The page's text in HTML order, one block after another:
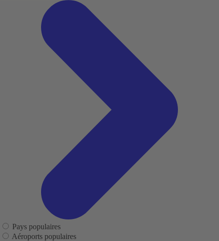
Pays populaires
Aéroports populaires